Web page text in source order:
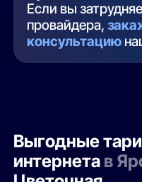
Если вы
провайдера,
консультацию
Выгодные
интернета в